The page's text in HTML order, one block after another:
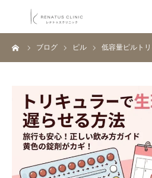
ブログ ピル 低容量ピルト
HOME
料金表
クリニック一覧